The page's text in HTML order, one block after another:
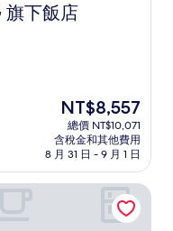
旗下飯店
店
現
在
價
格
為
NT$8,557
NT$8,557
總價 NT$10,071
含稅金和其他費用
8 月 31 日 - 9 月 1 日
Collection by IHG